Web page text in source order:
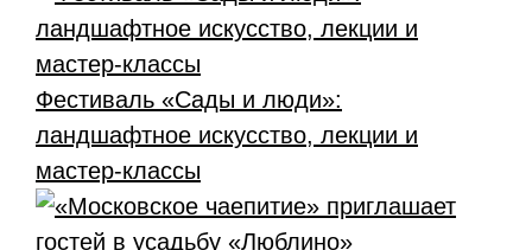
Фестиваль «Сады и люди»:
ландшафтное искусство, лекции и
мастер-классы